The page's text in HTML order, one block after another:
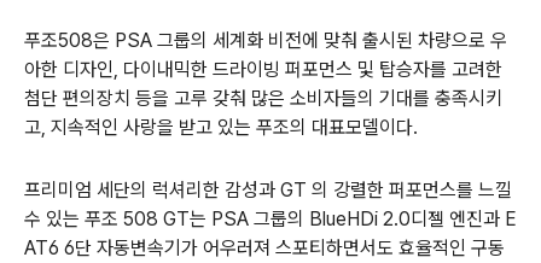
푸조508은 PSA 그룹의 세계화 비전에 맞춰 출시된 차량으로 우
아한 디자인 다이내믹한 드라이빙 퍼포먼스 및 탑승자를 고려한
첨단 편의장치 등을 고루 갖춰 많은 소비자들의 기대를 충족시키
고 지속적인 사랑을 받고 있는 푸조의 대표모델이다.
프리미엄 세단의 럭셔리한 감성과 GT 의 강렬한 퍼포먼스를 느낄
수 있는 푸조 508 GT는 PSA 그룹의 BlueHDi 2.0디젤 엔진과 E
AT6 6단 자동변속기가 어우러져 스포티하면서도 효율적인 구동